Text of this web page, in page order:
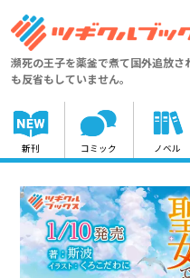
瀕死の王子を薬釜で煮て国外追放さ
も反省もしていません。
新刊 コミック ノベル